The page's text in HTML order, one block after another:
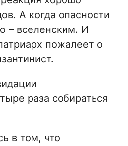
А когда опасности
– вселенским. И
пожалеет о
раза собираться
в том, что